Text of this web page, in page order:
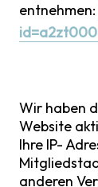
entnehmen:
Wir haben
Website
Ihre IP-
anderen